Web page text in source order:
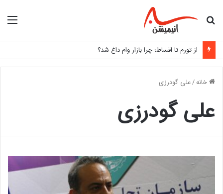
جستجو
از تورم تا اقساط؛ چرا بازار وام داغ شد؟
خانه/علی گودرزی
علی گودرزی